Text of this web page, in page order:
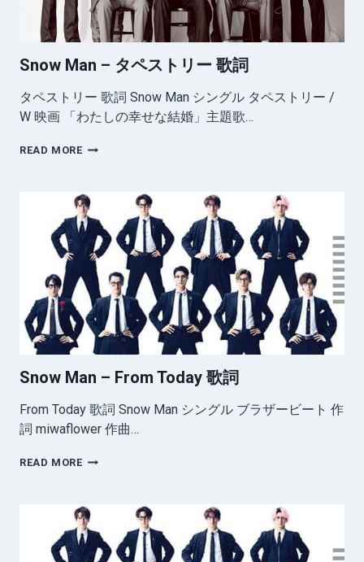
主
題
歌
Snow Man – タペストリー 歌詞
タペストリー 歌詞 Snow Man シングル タペストリー /
W 映画 「わたしの幸せな結婚」主題歌…
READ MORESNOW
タ
ペ
ス
ト
リ
歌
詞
Snow Man – From Today 歌詞
From Today 歌詞 Snow Man シングル ブラザービート 作
詞 miwaflower 作曲…
READ MORESNOW
FROM
TODAY
歌
詞